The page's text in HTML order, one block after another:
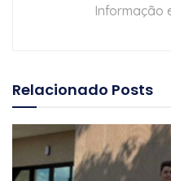
Informação
Relacionado Posts